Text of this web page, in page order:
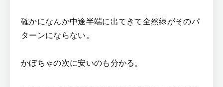
確かになんか中途半端に出てきて全然緑がそのパ
ターンにならない。
かぼちゃの次に安いのも分かる。